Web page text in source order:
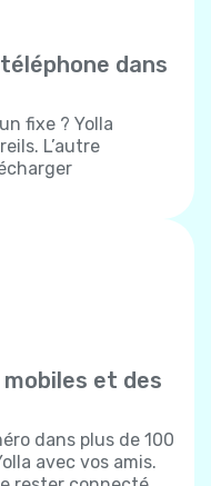
dans
fixe ? Yolla
L’autre
et des
dans plus de 100
avec vos amis.